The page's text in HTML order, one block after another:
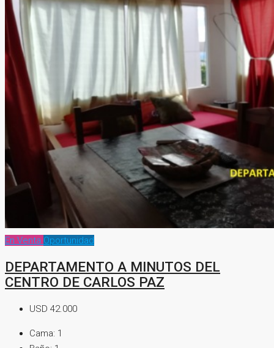
En Venta Oportunidad
DEPARTAMENTO A MINUTOS DEL
CENTRO DE CARLOS PAZ
USD 42.000
Cama: 1